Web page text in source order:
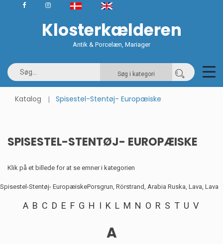
Klosterkælderen
Antik & Porcelæn, Mariager
Søg i kategori
Katalog Spisestel-Stentøj- Europæiske
SPISESTEL-STENTØJ- EUROPÆISKE
Klik på et billede for at se emner i kategorien
Spisestel-Stentøj- EuropæiskePorsgrun, Rörstrand, Arabia Ruska, Lava, Lava
A B C D E F G H I K L M N O R S T U V
A